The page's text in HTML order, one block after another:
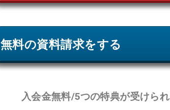
無料の資料請求をする
入会金無料/5つの特典が受けら